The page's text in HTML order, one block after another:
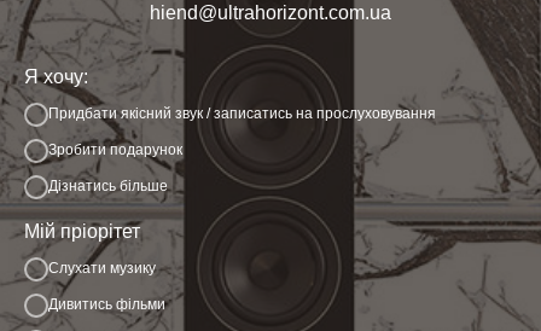
hiend@ultrahorizont.com.ua
Я хочу:
Придбати якісний звук / записатись на прослуховування
Зробити подарунок
Дізнатись більше
Мій пріорітет
Слухати музику
Дивитись фільми